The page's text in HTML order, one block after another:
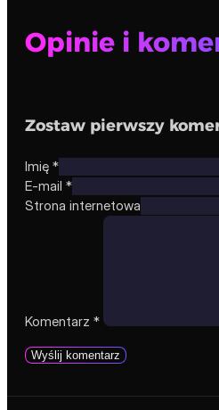
Opinie i
Zostaw pierwszy
Imię *
E-mail *
Strona internetowa
Komentarz *